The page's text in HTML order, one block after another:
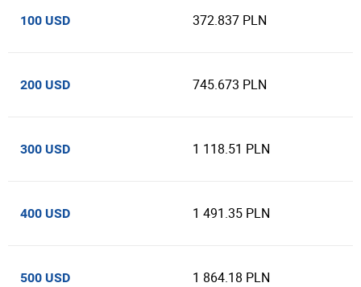
100 USD 372.837 PLN
200 USD 745.673 PLN
300 USD 1 118.51 PLN
400 USD 1 491.35 PLN
500 USD 1 864.18 PLN